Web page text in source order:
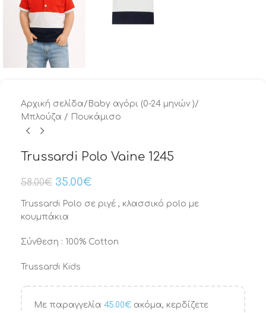
Αρχική σελίδα/ Baby αγόρι (0-24 μηνών )/
Μπλούζα / Πουκάμισο
Trussardi Polo Vaine 1245
58.00€ 35.00€
Trussardi Polo σε ριγέ , κλασσικό polo με
κουμπάκια
Σύνθεση : 100% Cotton
Trussardi Kids
Με παραγγελία 45.00€ ακόμα, κερδίζετε